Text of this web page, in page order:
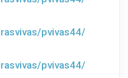
pvivas44/
pvivas44/